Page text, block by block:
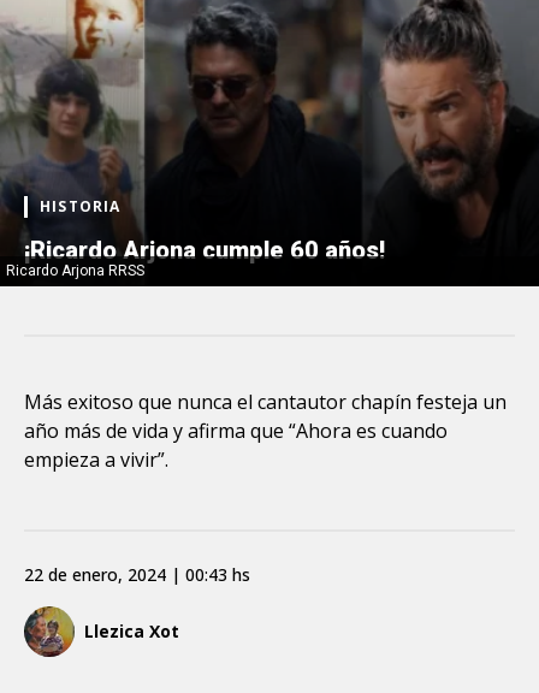
Ricardo Arjona RRSS
HISTORIA
¡Ricardo Arjona cumple 60 años!
Más exitoso que nunca el cantautor chapín festeja un
año más de vida y afirma que “Ahora es cuando
empieza a vivir”.
Llezica Xot
22 de enero, 2024 | 00:43 hs